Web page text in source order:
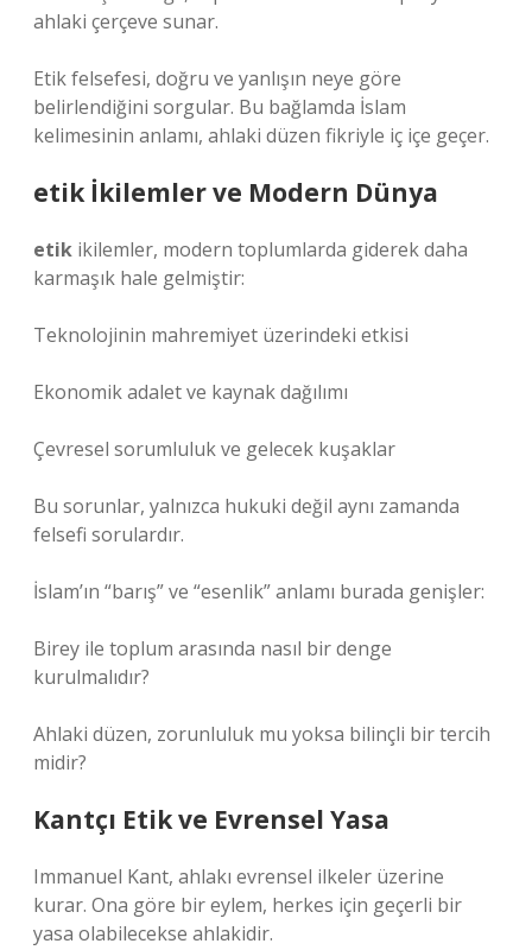
ahlaki çerçeve sunar.
Etik felsefesi, doğru ve yanlışın neye göre
belirlendiğini sorgular. Bu bağlamda İslam
kelimesinin anlamı, ahlaki düzen fikriyle iç içe geçer.
etikİkilemler ve Modern Dünya
etik ikilemler, modern toplumlarda giderek daha
karmaşık hale gelmiştir:
Teknolojinin mahremiyet üzerindeki etkisi
Ekonomik adalet ve kaynak dağılımı
Çevresel sorumluluk ve gelecek kuşaklar
Bu sorunlar, yalnızca hukuki değil aynı zamanda
felsefi sorulardır.
İslam’ın “barış” ve “esenlik” anlamı burada genişler:
Birey ile toplum arasında nasıl bir denge
kurulmalıdır?
Ahlaki düzen, zorunluluk mu yoksa bilinçli bir tercih
midir?
Kantçı Etik ve Evrensel Yasa
Immanuel Kant, ahlakı evrensel ilkeler üzerine
kurar. Ona göre bir eylem, herkes için geçerli bir
yasa olabilecekse ahlakidir.